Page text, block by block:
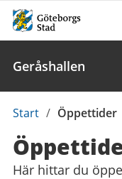
Geråshallen
Du
här:
Start / Öppettider
Här hittar du